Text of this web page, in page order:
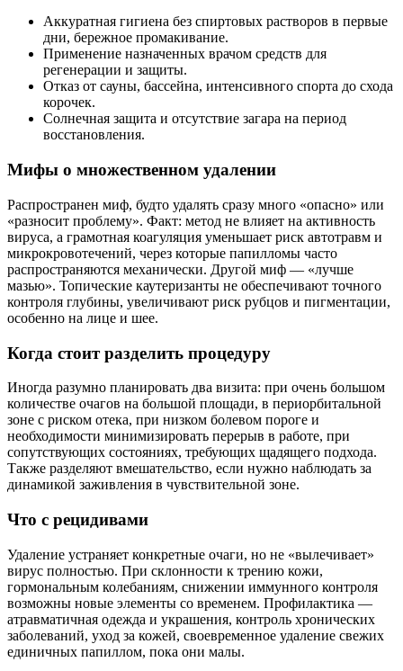
Аккуратная гигиена без спиртовых растворов в первые
дни, бережное промакивание.
Применение назначенных врачом средств для
регенерации и защиты.
Отказ от сауны, бассейна, интенсивного спорта до схода
корочек.
Солнечная защита и отсутствие загара на период
восстановления.
Мифы о множественном удалении
Распространен миф, будто удалять сразу много «опасно» или
«разносит проблему». Факт: метод не влияет на активность
вируса, а грамотная коагуляция уменьшает риск автотравм и
микрокровотечений, через которые папилломы часто
распространяются механически. Другой миф — «лучше
мазью». Топические каутеризанты не обеспечивают точного
контроля глубины, увеличивают риск рубцов и пигментации,
особенно на лице и шее.
Когда стоит разделить процедуру
Иногда разумно планировать два визита: при очень большом
количестве очагов на большой площади, в периорбитальной
зоне с риском отека, при низком болевом пороге и
необходимости минимизировать перерыв в работе, при
сопутствующих состояниях, требующих щадящего подхода.
Также разделяют вмешательство, если нужно наблюдать за
динамикой заживления в чувствительной зоне.
Что с рецидивами
Удаление устраняет конкретные очаги, но не «вылечивает»
вирус полностью. При склонности к трению кожи,
гормональным колебаниям, снижении иммунного контроля
возможны новые элементы со временем. Профилактика —
атравматичная одежда и украшения, контроль хронических
заболеваний, уход за кожей, своевременное удаление свежих
единичных папиллом, пока они малы.